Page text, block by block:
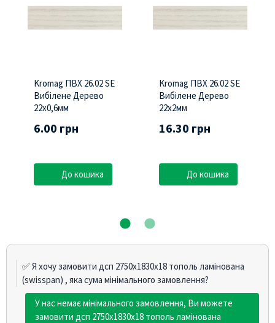
Kromag ПВХ 26.02 SЕ
Вибілене Дерево
22х0,6мм
6.00 грн
До кошика
Kromag ПВХ 26.02 SЕ
Вибілене Дерево
22х2мм
16.30 грн
До кошика
✅ Я хочу замовити дсп 2750х1830х18 тополь ламінована
(swisspan) , яка сума мінімального замовлення?
У нас немає мінімального замовлення, Ви можете
замовити дсп 2750х1830х18 тополь ламінована